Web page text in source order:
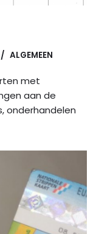
ALGEMEEN
met
aan de
onderhandelen